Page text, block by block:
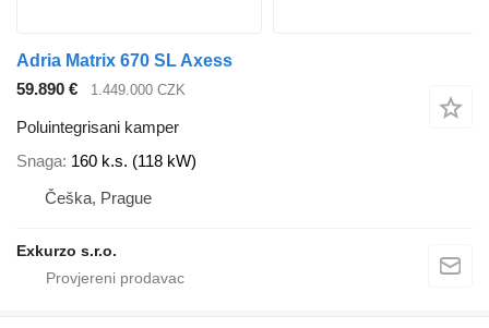
Adria Matrix 670 SL Axess
59.890 €
1.449.000 CZK
Poluintegrisani kamper
Snaga 160 k.s. (118 kW)
Češka, Prague
Exkurzo s.r.o.